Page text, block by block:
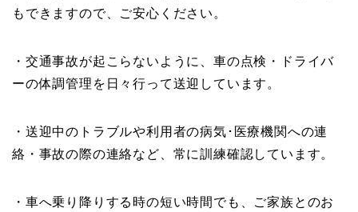
もできますので、ご安心ください。
・交通事故が起こらないように、車の点検・ドライバ
ーの体調管理を日々行って送迎しています。
・送迎中のトラブルや利用者の病気･医療機関への連
絡・事故の際の連絡など、常に訓練確認しています。
・車へ乗り降りする時の短い時間でも、ご家族とのお